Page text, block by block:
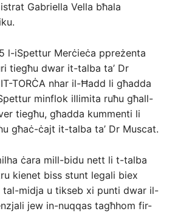
Gabriella Vella bħala
l-iSpettur Merċieċa ppreżenta
tiegħu dwar it-talba ta’ Dr
TORĊA nhar il-Ħadd li għadda
minflok illimita ruħu għall-
tiegħu, għadda kummenti li
għaċ-ċajt it-talba ta’ Dr Muscat.
ċara mill-bidu nett li t-talba
kienet biss stunt legali biex
midja u tikseb xi punti dwar il-
jew in-nuqqas tagħhom fir-